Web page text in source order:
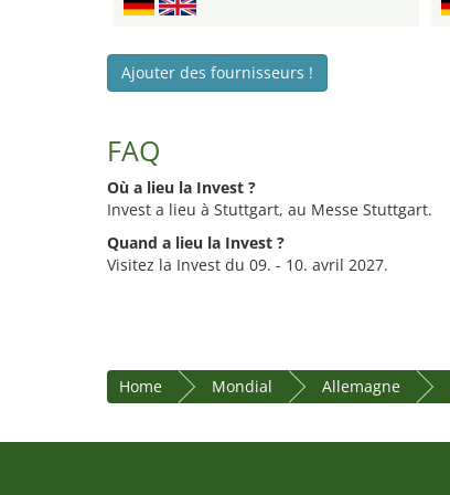
Ajouter des fournisseurs !
FAQ
Où a lieu la Invest ?
Invest a lieu à Stuttgart, au Messe Stuttgart.
Quand a lieu la Invest ?
Visitez la Invest du 09. - 10. avril 2027.
Home Mondial Allemagne